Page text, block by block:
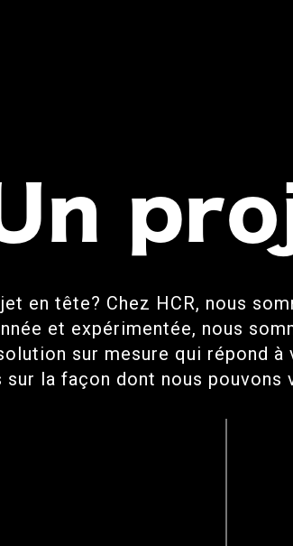
en tête? Chez HCR, nous
et expérimentée, nous
sur mesure qui répond
sur la façon dont nous